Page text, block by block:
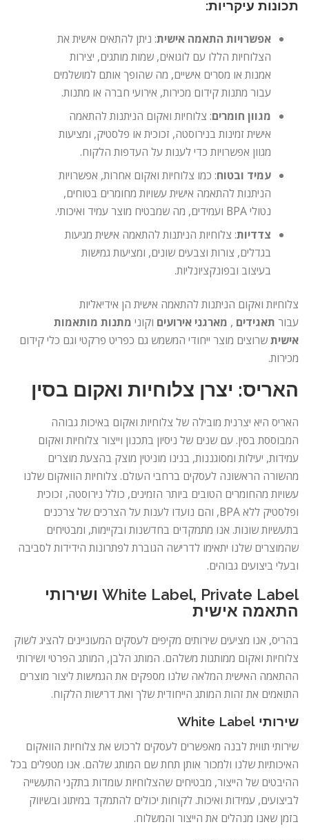
תכונות עיקריות:
אפשרויות התאמה אישית: ניתן להתאים אישית את
הצלוחיות הללו עם לוגואים, שמות מותגים, יצירות
אמנות או מסרים אישיים, מה שהופך אותם למושלמים
עבור מתנות קידום מכירות, אירועי חברה או מתנות.
מגוון חומרים: צלוחיות ואקום הניתנות להתאמה
אישית זמינות בנירוסטה, זכוכית או פלסטיק, ומציעות
מגוון אפשרויות כדי לענות על העדפות הלקוח.
עמיד ובטוח: כמו צלוחיות ואקום אחרות, אפשרויות
הניתנות להתאמה אישית עשויות מחומרים בטוחים,
נטולי BPA ועמידים, מה שמבטיח מוצר עמיד ואיכותי.
צדדיות: צלוחיות הניתנות להתאמה אישית מגיעות
בגדלים, צורות וצבעים שונים, ומציעות גמישות
בעיצוב ובפונקציונליות.
צלוחיות ואקום הניתנות להתאמה אישית הן אידיאליות
עבור תאגידים , מארגני אירועים וקוני מתנות מותאמות
אישיתשרוצים מוצר ייחודי המשמש גם כפריט פרקטי וגם כלי קידום
מכירות.
האריס: יצרן צלוחיות ואקום בסין
האריס היא יצרנית מובילה של צלוחיות ואקום באיכות גבוהה
המבוססת בסין. עם שנים של ניסיון בתכנון וייצור צלוחיות ואקום
עמידות, יעילות ומסוגננות, בנינו מוניטין מוצק בהצעת מוצרים
מהשורה הראשונה לעסקים ברחבי העולם. צלוחיות הוואקום שלנו
עשויות מהחומרים הטובים ביותר הזמינים, כולל נירוסטה, זכוכית
ופלסטיק ללא BPA, והם נועדו לענות על הצרכים של צרכנים
בתעשיות שונות. אנו מתמקדים בחדשנות ובקיימות, ומבטיחים
שהמוצרים שלנו יתאימו לדרישה הגוברת לפתרונות הידידות לסביבה
ובעלי ביצועים גבוהים.
White Label, Private Label ושירותי
התאמה אישית
בהריס, אנו מציעים שירותים מקיפים לעסקים המעוניינים להציג לשוק
צלוחיות ואקום ממותגות משלהם. המותג הלבן, המותג הפרטי ושירותי
ההתאמה האישית המלאה שלנו מספקים את הגמישות ליצור מוצרים
התואמים את זהות המותג הייחודית שלך ואת דרישות הלקוח.
שירותי White Label
שירותי תווית לבנה מאפשרים לעסקים לרכוש את צלוחיות הוואקום
האיכותיות שלנו ולמכור אותן תחת שם המותג שלהם. אנו מטפלים בכל
ההיבטים של הייצור, מבטיחים שהצלוחיות עומדות בתקני התעשייה
לביצועים, עמידות ואיכות. לקוחות יכולים להתמקד במיתוג ובשיווק
בזמן שאנו מנהלים את הייצור והמשלוח.